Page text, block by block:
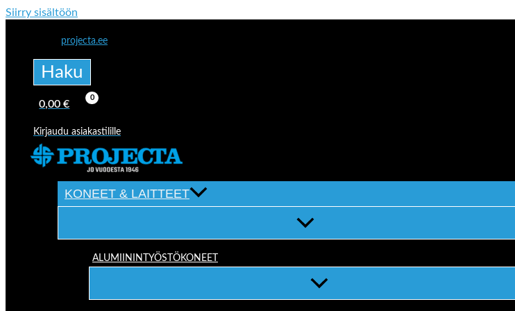
Siirry sisältöön
projecta.ee
Haku
0,00€
Kirjaudu asiakastilille
KONEET & LAITTEET
ALUMIININTYÖSTÖKONEET